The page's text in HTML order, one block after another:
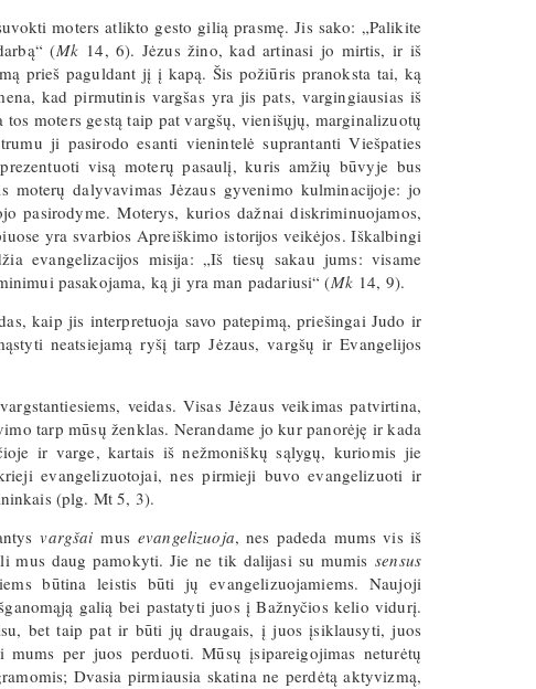
moters atlikto gesto gilią prasmę. Jis sako: „Palikite
(Mk14, 6). Jėzus žino, kad artinasi jo mirtis, ir iš
prieš paguldant jį į kapą. Šis požiūris pranoksta tai, ką
kad pirmutinis vargšas yra jis pats, vargingiausias iš
moters gestą taip pat vargšų, vienišųjų, marginalizuotų
ji pasirodo esanti vienintelė suprantanti Viešpaties
visą moterų pasaulį, kuris amžių būvyje bus
moterų dalyvavimas Jėzaus gyvenimo kulminacijoje: jo
pasirodyme. Moterys, kurios dažnai diskriminuojamos,
yra svarbios Apreiškimo istorijos veikėjos. Iškalbingi
evangelizacijos misija: „Iš tiesų sakau jums: visame
pasakojama, ką ji yra man padariusi“ (Mk14, 9).
kaip jis interpretuoja savo patepimą, priešingai Judo ir
neatsiejamą ryšį tarp Jėzaus, vargšų ir Evangelijos
veidas. Visas Jėzaus veikimas patvirtina,
tarp mūsų ženklas. Nerandame jo kur panorėję ir kada
ir varge, kartais iš nežmoniškų sąlygų, kuriomis jie
evangelizuotojai, nes pirmieji buvo evangelizuoti ir
(plg. Mt 5, 3).
vargšai mus evangelizuoja, nes padeda mums vis iš
mus daug pamokyti. Jie ne tik dalijasi su mumissensus
būtina leistis būti jų evangelizuojamiems. Naujoji
galią bei pastatyti juos į Bažnyčios kelio vidurį.
bet taip pat ir būti jų draugais, į juos įsiklausyti, juos
per juos perduoti. Mūsų įsipareigojimas neturėtų
Dvasia pirmiausia skatina ne perdėtą aktyvizmą,